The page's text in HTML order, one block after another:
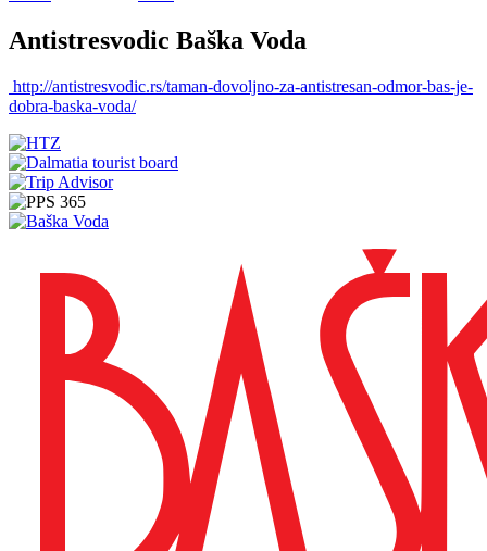
Antistresvodic Baška Voda
http://antistresvodic.rs/taman-dovoljno-za-antistresan-odmor-bas-je-
dobra-baska-voda/